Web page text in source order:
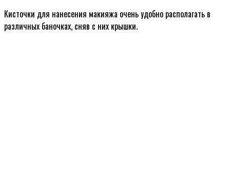
Кисточки для нанесения макияжа очень удобно располагать в
различных баночках, сняв с них крышки.